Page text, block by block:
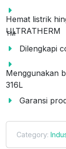
Hemat listrik
ULTRATHERM
TM
Dilengkapi
Menggunakan
316L
Garansi
Category: